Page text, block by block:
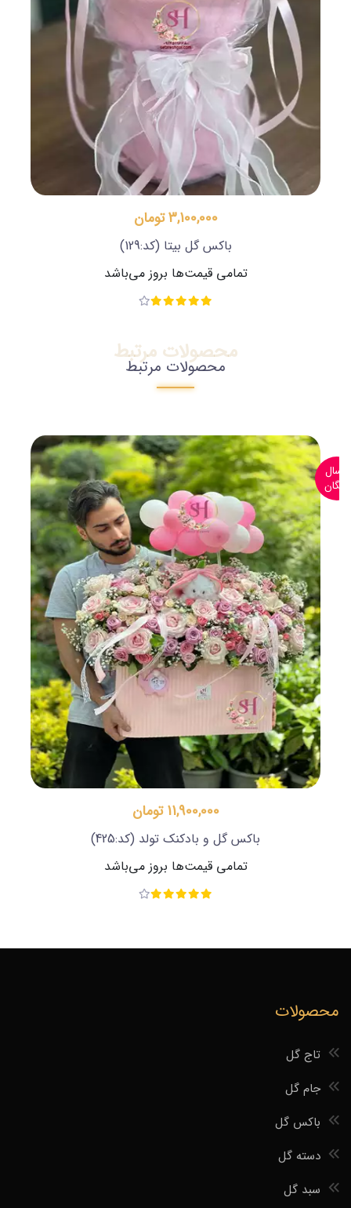
3,100,000 تومان
باکس گل بیتا (کد:129)
تمامی قیمت‌ها بروز می‌باشد
محصولات مرتبط
محصولات مرتبط
ارسال
رایگان
11,900,000 تومان
باکس گل و بادکنک تولد (کد:425)
تمامی قیمت‌ها بروز می‌باشد
محصولات
تاج گل
جام گل
باکس گل
دسته گل
سبد گل